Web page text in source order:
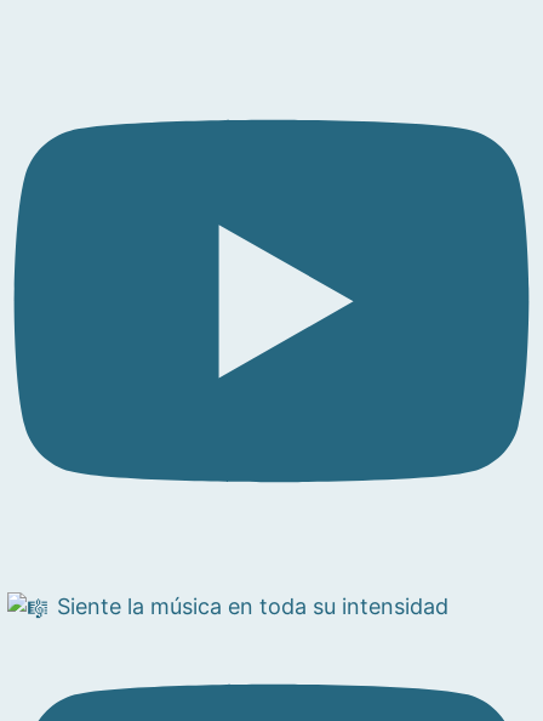
Siente la música en toda su intensidad